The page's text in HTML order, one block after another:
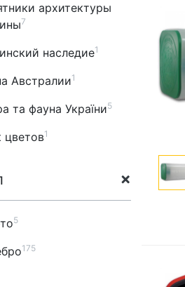
архитектуры
7
наследие1
Австралии1
та фауна України5
цветов1
5
175